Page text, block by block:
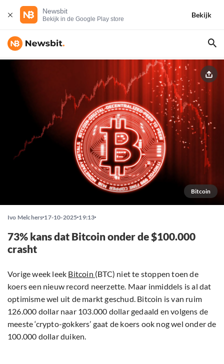
Newsbit
Bekijk in de Google Play store
Bekijk
Bitcoin
Ivo Melchers 17-10-2025 19:13
73% kans dat Bitcoin onder de $100.000
crasht
Vorige week leek Bitcoin (BTC) niet te stoppen toen de
koers een nieuw record neerzette. Maar inmiddels is al dat
optimisme wel uit de markt geschud. Bitcoin is van ruim
126.000 dollar naar 103.000 dollar gedaald en volgens de
meeste ‘crypto-gokkers’ gaat de koers ook nog wel onder de
100.000 dollar duiken.